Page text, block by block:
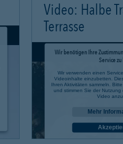
Video: Halbe
Terrasse
Wir benötigen Ihre
Service
Wir verwenden einen
Videoinhalte einzubetten.
Ihren Aktivitäten sammeln.
und stimmen Sie der
Video
Mehr
powered byUsercentrics